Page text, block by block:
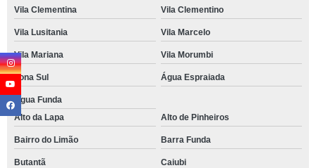
Vila Clementina Vila Clementino
Vila Lusitania Vila Marcelo
Vila Mariana Vila Morumbi
Zona Sul Água Espraiada
Água Funda
Alto da Lapa
Alto de Pinheiros
Bairro do Limão Barra Funda
Butantã Caiubi